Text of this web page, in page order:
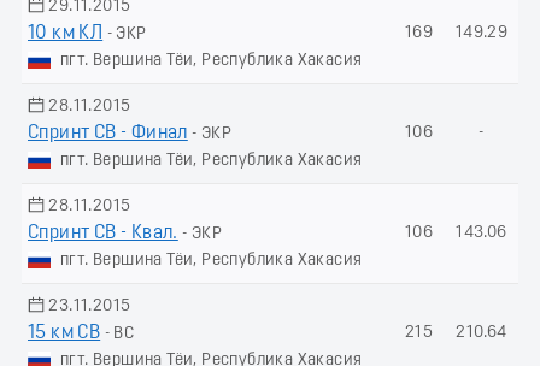
29.11.2015
10 км КЛ
- ЭКР
пгт. Вершина Тёи, Республика Хакасия
169 149.29
28.11.2015
Спринт СВ - Финал - ЭКР
пгт. Вершина Тёи, Республика Хакасия
106 -
28.11.2015
Спринт СВ - Квал. - ЭКР
пгт. Вершина Тёи, Республика Хакасия
106 143.06
23.11.2015
15 км СВ - ВС
пгт. Вершина Тёи, Республика Хакасия
215 210.64